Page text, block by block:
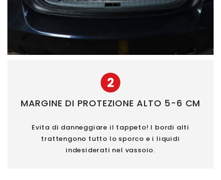
2
MARGINE DI PROTEZIONE ALTO 5-6 CM
Evita di danneggiare il tappeto! I bordi alti
trattengono tutto lo sporco e i liquidi
indesiderati nel vassoio.